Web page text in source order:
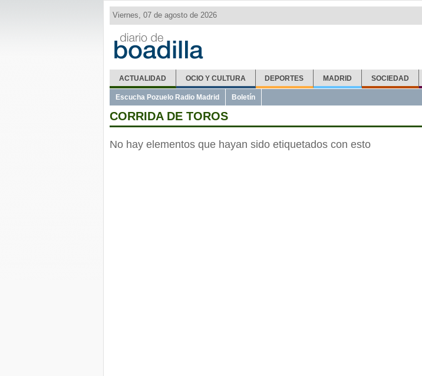
Viernes, 07 de agosto de 2026
ACTUALIDAD OCIO Y CULTURA DEPORTES MADRID SOCIEDAD
Escucha Pozuelo Radio Madrid Boletín
CORRIDA DE TOROS
No hay elementos que hayan sido etiquetados con esto